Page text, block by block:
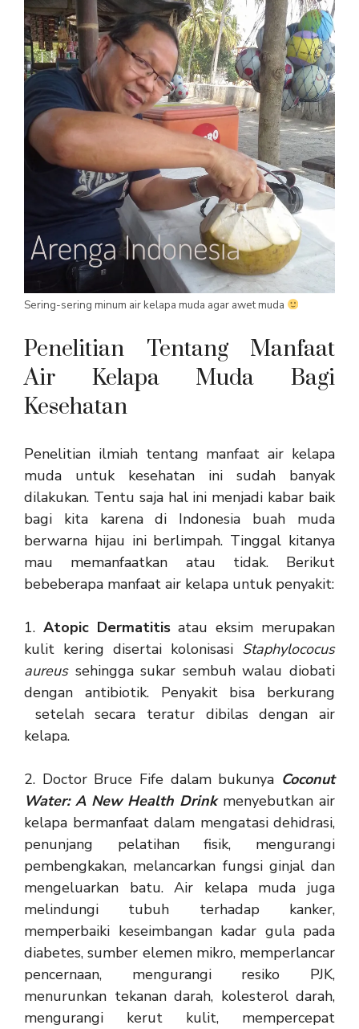
Sering-sering minum air kelapa muda agar awet muda
Penelitian Tentang Manfaat
Air Kelapa Muda Bagi
Kesehatan
Penelitian ilmiah tentang manfaat air kelapa
muda untuk kesehatan ini sudah banyak
dilakukan. Tentu saja hal ini menjadi kabar baik
bagi kita karena di Indonesia buah muda
berwarna hijau ini berlimpah. Tinggal kitanya
mau memanfaatkan atau tidak. Berikut
bebeberapa manfaat air kelapa untuk penyakit:
1. Atopic Dermatitisatau eksim merupakan
kulit kering disertai kolonisasi Staphylococus
aureussehingga sukar sembuh walau diobati
dengan antibiotik. Penyakit bisa berkurang
setelah secara teratur dibilas dengan air
kelapa.
2. Doctor Bruce Fife dalam bukunya Coconut
Water: A New Health Drinkmenyebutkan air
kelapa bermanfaat dalam mengatasi dehidrasi,
penunjang pelatihan fisik, mengurangi
pembengkakan, melancarkan fungsi ginjal dan
mengeluarkan batu. Air kelapa muda juga
melindungi tubuh terhadap kanker,
memperbaiki keseimbangan kadar gula pada
diabetes, sumber elemen mikro, memperlancar
pencernaan, mengurangi resiko PJK,
menurunkan tekanan darah, kolesterol darah,
mengurangi kerut kulit, mempercepat